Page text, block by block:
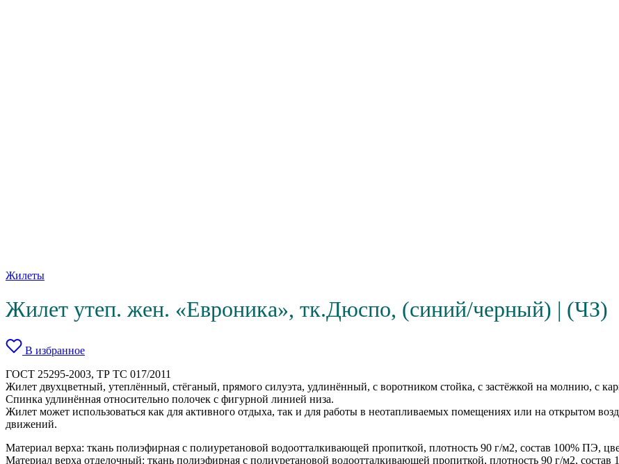
Жилеты
Жилет утеп. жен. «Евроника», тк.Дюспо, (синий/черный) | (ЧЗ)
В избранное
ГОСТ 25295-2003, ТР ТС 017/2011
Жилет двухцветный, утеплённый, стёганый, прямого силуэта, удлинённый, с воротником стойка, с застёжкой на молнию, с
Спинка удлинённая относительно полочек с фигурной линией низа.
Жилет может использоваться как для активного отдыха, так и для работы в неотапливаемых помещениях или на открытом
движений.
Материал верха: ткань полиэфирная с полиуретановой водоотталкивающей пропиткой, плотность 90 г/м2, состав 100% ПЭ,
Материал верха отделочный: ткань полиэфирная с полиуретановой водоотталкивающей пропиткой, плотность 90 г/м2,